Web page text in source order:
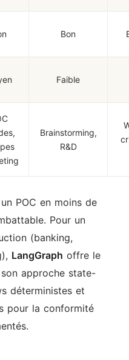
Bon
Faible
Brainstorming,
R&D
POC en moins de
Pour un
(banking,
LangGraph offre le
approche state-
déterministes et
pour la conformité